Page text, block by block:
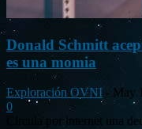
Donald Schmitt
es una momia
Exploración OVNI - May
0
Circula por internet una